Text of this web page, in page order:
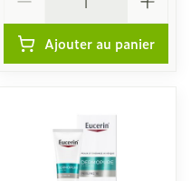
Ajouter au panier